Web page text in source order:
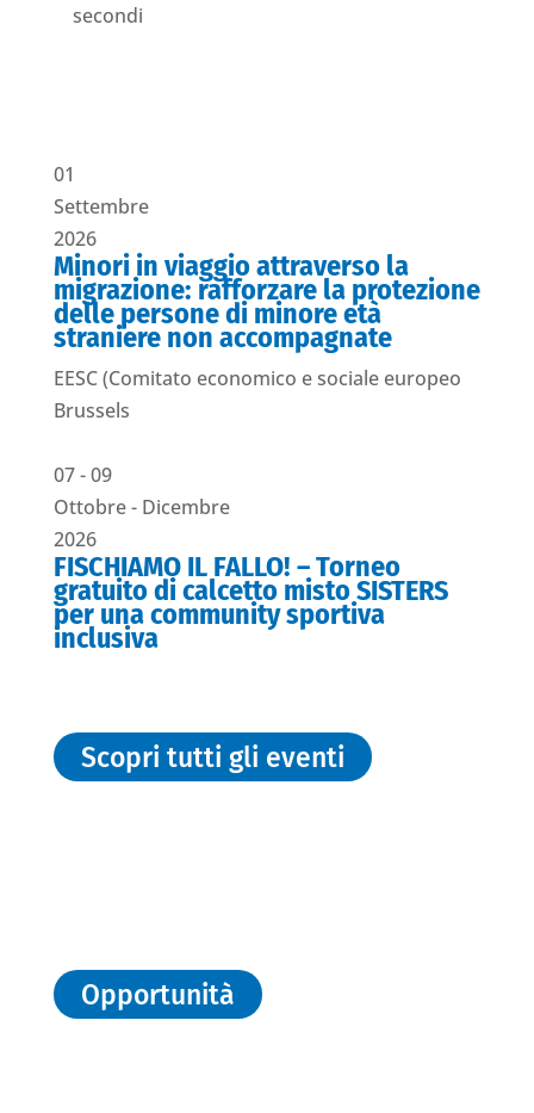
secondi
01
Settembre
2026
Minori in viaggio attraverso la
migrazione: rafforzare la protezione
delle persone di minore età
straniere non accompagnate
EESC (Comitato economico e sociale europeo
Brussels
07- 09
Ottobre- Dicembre
2026
FISCHIAMO IL FALLO! – Torneo
gratuito di calcetto misto SISTERS
per una community sportiva
inclusiva
Scopri tutti gli eventi
Opportunità